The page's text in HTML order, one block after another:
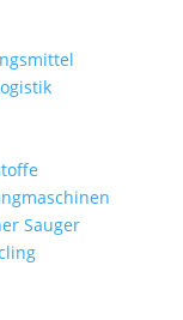
Sauger